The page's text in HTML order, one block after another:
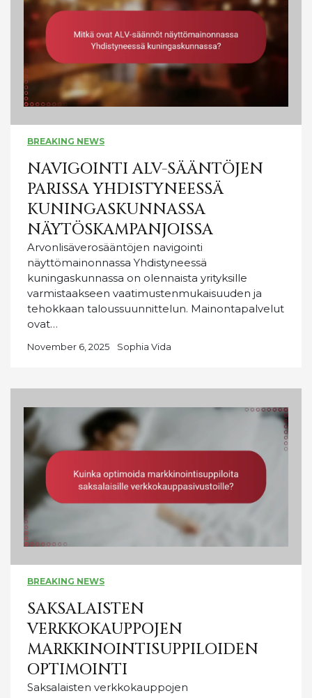
BREAKING NEWS
NAVIGOINTI ALV-SÄÄNTÖJEN
PARISSA YHDISTYNEESSÄ
KUNINGASKUNNASSA
NÄYTÖSKAMPANJOISSA
Arvonlisäverosääntöjen navigointi
näyttömainonnassa Yhdistyneessä
kuningaskunnassa on olennaista yrityksille
varmistaakseen vaatimustenmukaisuuden ja
tehokkaan taloussuunnittelun. Mainontapalvelut
ovat…
November 6, 2025 Sophia Vida
BREAKING NEWS
SAKSALAISTEN
VERKKOKAUPPOJEN
MARKKINOINTISUPPILOIDEN
OPTIMOINTI
Saksalaisten verkkokauppojen